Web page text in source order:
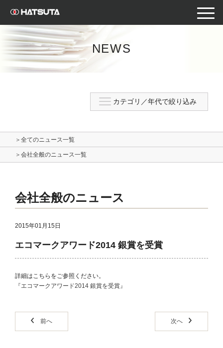
toggle
NEWS
＞全てのニュース一覧
＞会社全般のニュース一覧
会社全般のニュース
2015年01月15日
エコマークアワード2014 銀賞を受賞
詳細はこちらをご参照ください。
『エコマークアワード2014 銀賞を受賞』
前へ 次へ